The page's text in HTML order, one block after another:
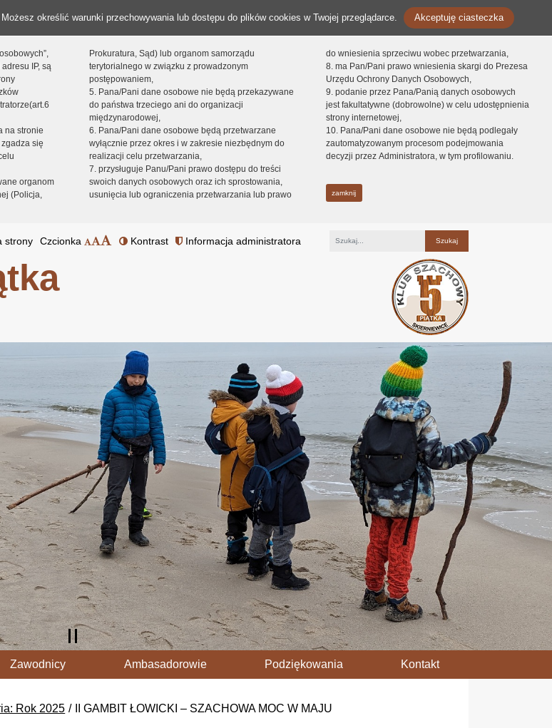
Możesz określić warunki przechowywania lub dostępu do plików cookies w Twojej przeglądarce. Akceptuję ciasteczka
IP, są
na stronie
się
organom
(Policja,
Prokuratura, Sąd) lub organom samorządu
terytorialnego w związku z prowadzonym
postępowaniem,
5. Pana/Pani dane osobowe nie będą przekazywane
do państwa trzeciego ani do organizacji
międzynarodowej,
6. Pana/Pani dane osobowe będą przetwarzane
wyłącznie przez okres i w zakresie niezbędnym do
realizacji celu przetwarzania,
7. przysługuje Panu/Pani prawo dostępu do treści
swoich danych osobowych oraz ich sprostowania,
usunięcia lub ograniczenia przetwarzania lub prawo
do wniesienia sprzeciwu wobec przetwarzania,
8. ma Pan/Pani prawo wniesienia skargi do Prezesa
Urzędu Ochrony Danych Osobowych,
9. podanie przez Pana/Panią danych osobowych
jest fakultatywne (dobrowolne) w celu udostępnienia
strony internetowej,
10. Pana/Pani dane osobowe nie będą podlegały
zautomatyzowanym procesom podejmowania
decyzji przez Administratora, w tym profilowaniu.
zamknij
strony Czcionka Kontrast Informacja administratora
Zawodnicy Ambasadorowie Podziękowania Kontakt
Rok 2025 II GAMBIT ŁOWICKI – SZACHOWA MOC W MAJU